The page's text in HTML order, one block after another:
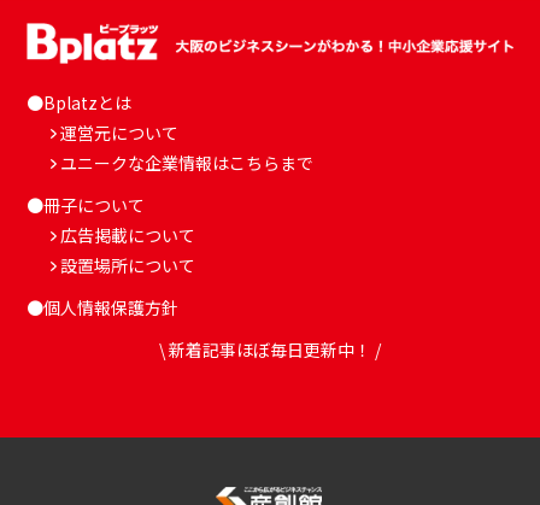
●Bplatzとは
運営元について
ユニークな企業情報はこちらまで
●冊子について
広告掲載について
設置場所について
●個人情報保護方針
\ 新着記事ほぼ毎日更新中！ /